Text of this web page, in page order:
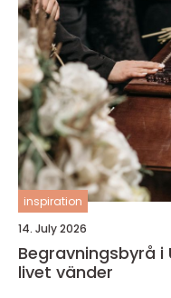
inspiration
14. July 2026
Begravningsbyrå i
livet vänder